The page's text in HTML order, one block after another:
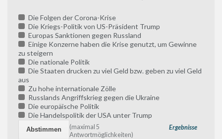
Die Folgen der Corona-Krise
Die Kriegs-Politik von US-Präsident Trump
Europas Sanktionen gegen Russland
Einige Konzerne haben die Krise genutzt, um Gewinne
zu steigern
Die nationale Politik
Die Staaten drucken zu viel Geld bzw. geben zu viel Geld
aus
Zu hohe internationale Zölle
Russlands Angriffskrieg gegen die Ukraine
Die europäische Politik
Die Handelspolitik der USA unter Trump
Ergebnisse
(maximal 5
Antwortmöglichkeiten)